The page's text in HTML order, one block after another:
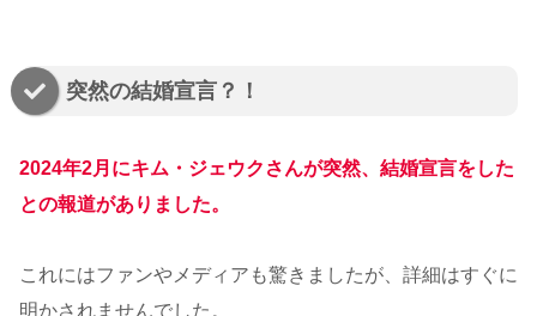
突然の結婚宣言？！
2024年2月にキム・ジェウクさんが突然、結婚宣言をした
との報道がありました。
これにはファンやメディアも驚きましたが、詳細はすぐに
明かされませんでした。